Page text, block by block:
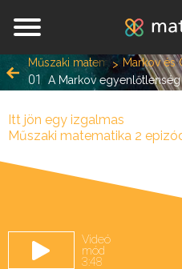
Műszaki matematika 2Markov és
01
Itt jön egy izgalmas
Műszaki matematika 2
Videó
mód
3:48